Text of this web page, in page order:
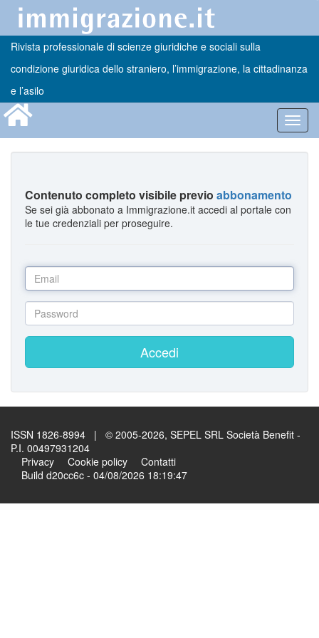
Rivista professionale di scienze giuridiche e sociali sulla
condizione giuridica dello straniero, l’immigrazione, la cittadinanza
e l’asilo
Contenuto completo visibile previo abbonamento
Se sei già abbonato a Immigrazione.it accedi al portale con
le tue credenziali per proseguire.
Accedi
ISSN 1826-8994 | © 2005-2026, SEPEL SRL Società Benefit -
P.I. 00497931204
Privacy
Cookie policy
Contatti
Build d20cc6c - 04/08/2026 18:19:47